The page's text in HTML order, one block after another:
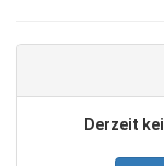
Derzeit